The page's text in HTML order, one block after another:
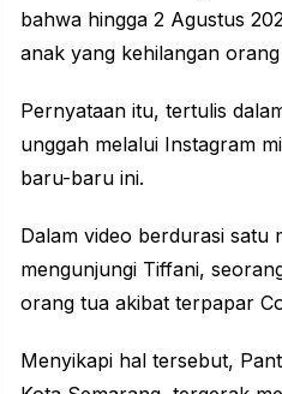
bahwa hingga 2 Agustus
anak yang kehilangan
Pernyataan itu, tertulis
unggah melalui Instagram
baru-baru ini.
Dalam video berdurasi satu
mengunjungi Tiffani,
orang tua akibat terpapar
Menyikapi hal tersebut,